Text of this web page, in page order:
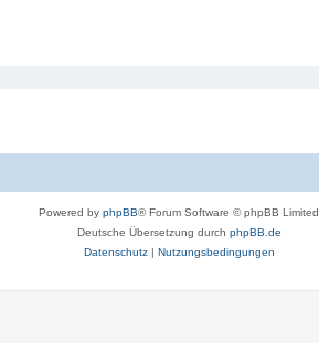
Powered by phpBB® Forum Software © phpBB Limited
Deutsche Übersetzung durch phpBB.de
Datenschutz| Nutzungsbedingungen